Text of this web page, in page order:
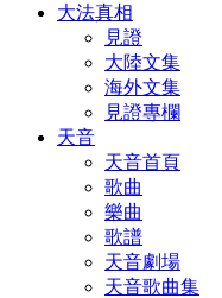
大法真相
見證
大陸文集
海外文集
見證專欄
天音
天音首頁
歌曲
樂曲
歌譜
天音劇場
天音歌曲集